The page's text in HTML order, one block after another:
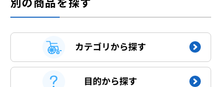
別の商品を探す
カテゴリから探す
目的から探す